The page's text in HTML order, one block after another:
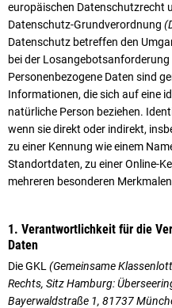
europäischen Datenschutzrecht
Datenschutz-Grundverordnung
Datenschutz betreffen den
bei der
Personenbezogene Daten sind
Informationen, die sich auf eine
natürliche Person beziehen.
wenn sie direkt oder indirekt,
zu einer Kennung wie einem
Stand­ort­daten, zu einer Online-
mehreren besonderen
1. Verantwortlichkeit für die
Daten
Die GKL (Gemeinsame
Rechts, Sitz Hamburg:
Bayerwaldstraße 1, 81737